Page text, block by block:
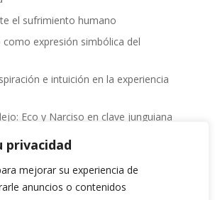
privacidad
mejorar su experiencia de
anuncios o contenidos
el sufrimiento humano
como expresión simbólica del
e intuición en la experiencia
Eco y Narciso en clave junguiana
que mostrar.